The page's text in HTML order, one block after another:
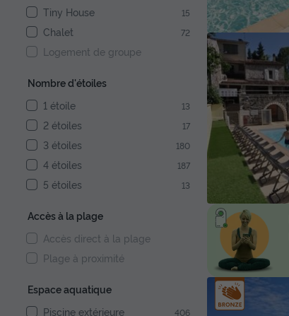
Tiny House 15
Chalet 72
Logement de groupe
Nombre d'étoiles
1 étoile
13
2 étoiles 17
3 étoiles 180
4 étoiles 187
5 étoiles 13
Accès à la plage
Accès direct à la plage
Plage à proximité
Espace aquatique
Piscine extérieure
406